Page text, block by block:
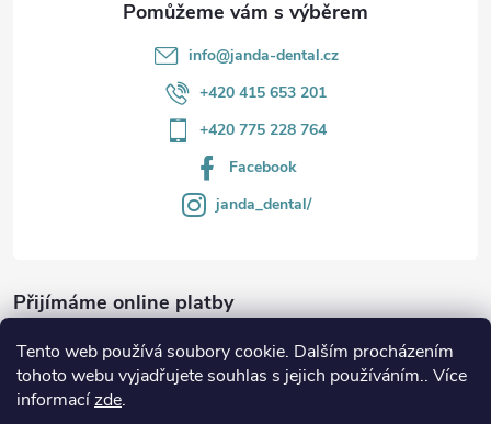
Tento web používá soubory cookie. Dalším procházením
tohoto webu vyjadřujete souhlas s jejich používáním.. Více
informacízde.
info@janda-dental.cz
+420 415 653 201
+420 775 228 764
Facebook
janda_dental/
Přijímáme online platby